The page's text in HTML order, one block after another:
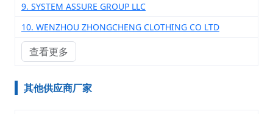
9. SYSTEM ASSURE GROUP LLC
10. WENZHOU ZHONGCHENG CLOTHING CO LTD
查看更多
其他供应商厂家